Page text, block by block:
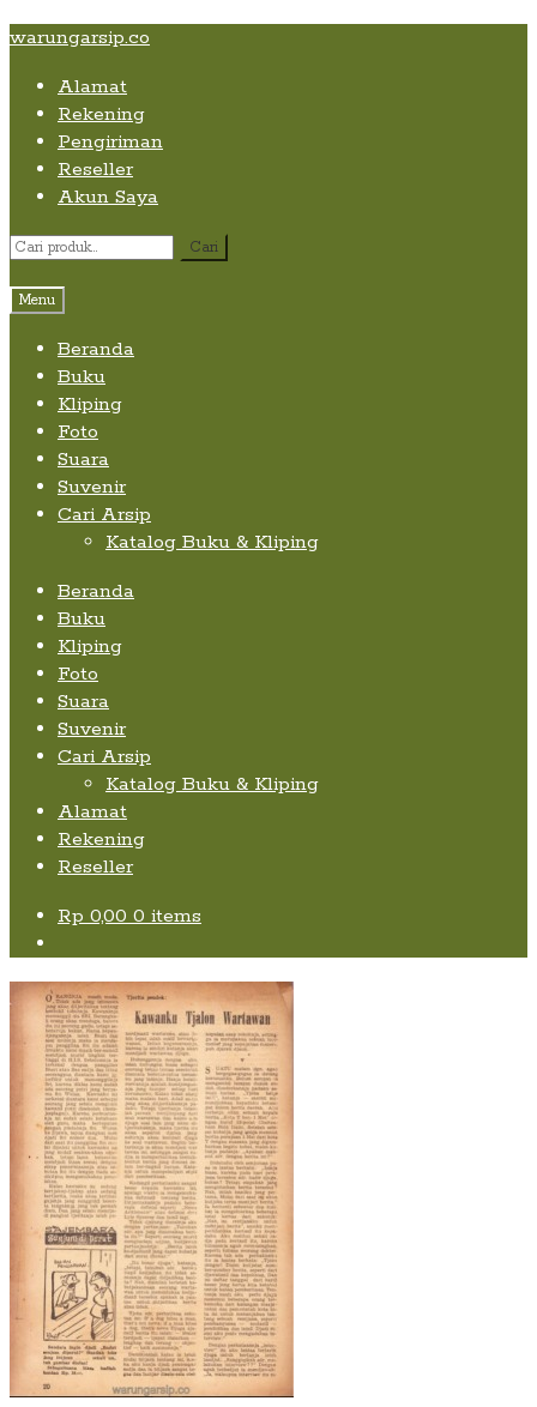
Skip
content
Skip
navigation
Skip
content
warungarsip.co
Alamat
Rekening
Pengiriman
Reseller
Akun Saya
Pencarian
Cari
Menu
Beranda
Buku
Kliping
Foto
Suara
Suvenir
Cari Arsip
Katalog Buku & Kliping
Beranda
Buku
Kliping
Foto
Suara
Suvenir
Cari Arsip
Katalog Buku & Kliping
Alamat
Rekening
Reseller
Rp 0,00 0 items